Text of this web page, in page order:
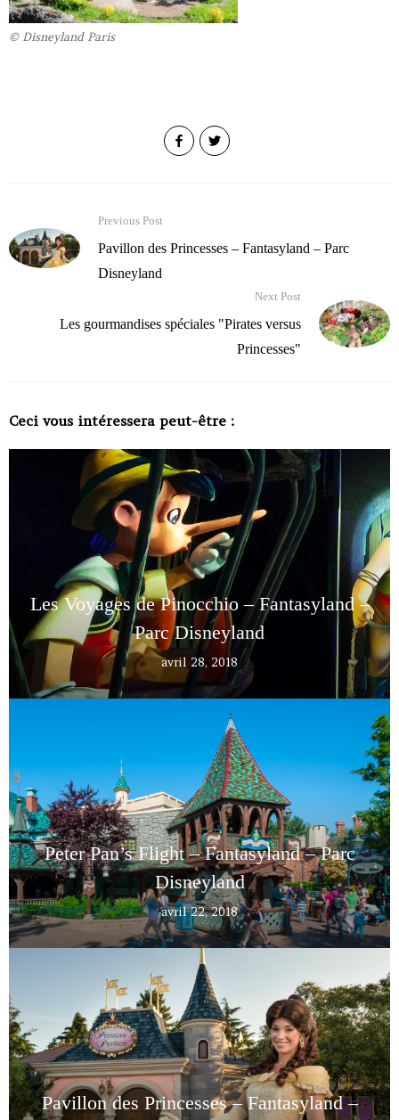
© Disneyland Paris
Previous Post
Pavillon des Princesses – Fantasyland – Parc
Disneyland
Next Post
Les gourmandises spéciales "Pirates versus
Princesses"
Ceci vous intéressera peut-être :
Les Voyages de Pinocchio – Fantasyland –
Parc Disneyland
avril 28, 2018
Peter Pan’s Flight – Fantasyland – Parc
Disneyland
avril 22, 2018
Pavillon des Princesses – Fantasyland –